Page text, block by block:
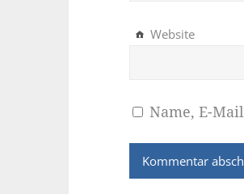
Website
Name, E-